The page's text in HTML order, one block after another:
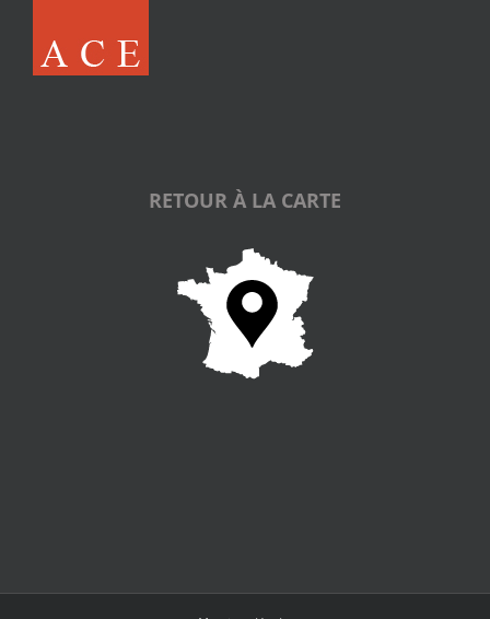
RETOUR À LA CARTE